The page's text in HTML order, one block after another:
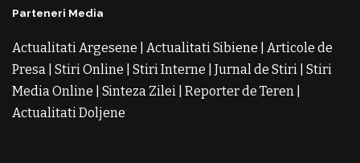
Parteneri Media
Actualitati Argesene Actualitati Sibiene
Articole de
Presa Stiri Online Stiri Interne Jurnal de Stiri Stiri
Media Online
Sinteza Zilei Reporter de Teren
Actualitati Doljene